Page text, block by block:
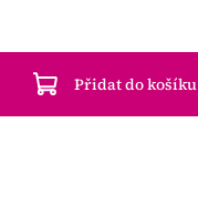
Přidat do košíku